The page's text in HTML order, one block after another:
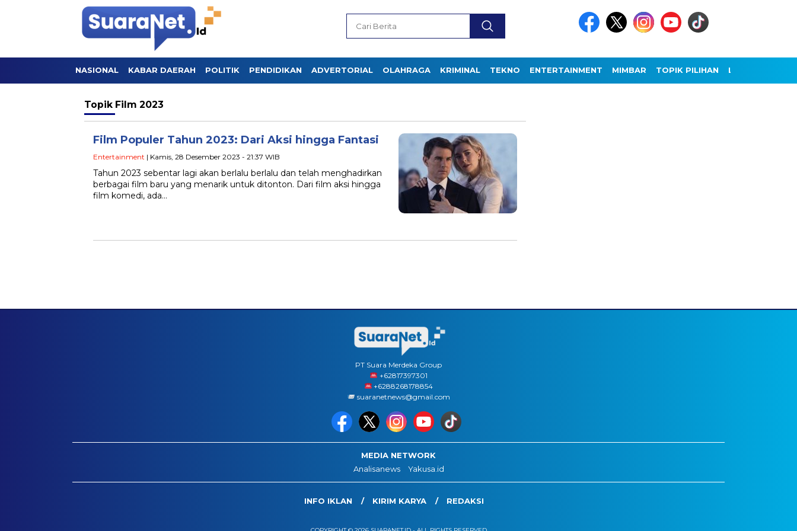
NASIONAL KABAR DAERAH POLITIK PENDIDIKAN ADVERTORIAL OLAHRAGA KRIMINAL TEKNO ENTERTAINMENT MIMBAR TOPIK PILIHAN LAINNYA
Topik Film 2023
Film Populer Tahun 2023: Dari Aksi hingga Fantasi
Entertainment | Kamis, 28 Desember 2023 - 21:37 WIB
Tahun 2023 sebentar lagi akan berlalu berlalu dan telah menghadirkan
berbagai film baru yang menarik untuk ditonton. Dari film aksi hingga
film komedi, ada…
PT Suara Merdeka Group
‪+62817397301
+6288268178854
suaranetnews@gmail.com
MEDIA NETWORK
Analisanews
Yakusa.id
INFO IKLAN KIRIM KARYA REDAKSI